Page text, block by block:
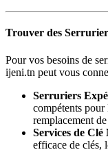
Trouver des
Pour vos besoins de
ijeni.tn peut vous
Serruriers
compétents
remplacement
Services de
efficace de clés,